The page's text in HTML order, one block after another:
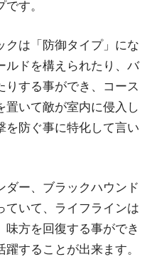
す。
クは「防御タイプ」にな
ルドを構えられたり、バ
りする事ができ、コース
置いて敵が室内に侵入し
を防ぐ事に特化して言い
ダー、ブラックハウンド
ていて、ライフラインは
方を回復する事ができ
することが出来ます。